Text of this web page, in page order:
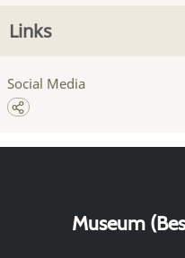
Links
Social Media
Museum